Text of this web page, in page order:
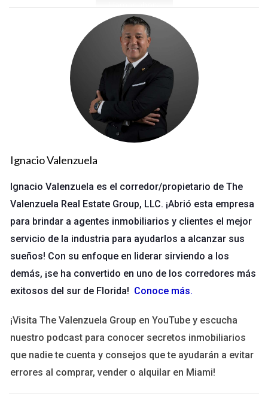
Crecimiento Comunitario
El crecimiento en estas áreas se basa en la colaboración.
Existen varias iniciativas que fomentan la participación
ciudadana. Los grupos comunitarios organizan eventos para
unir a los vecinos y promover negocios locales. Esta
colaboración genera un entorno propicio para el desarrollo
Eventos Locales
Los festivales anuales son un excelente ejemplo. Por ejemplo,
el Festival de Arte de Naples reúne a artistas locales y atrae a
visitantes de todo el estado. Estos eventos no solo celebran
la cultura local, sino que también ayudan a pequeños negocios
a prosperar.
Participa en el próximo evento local y conoce a
Iniciativas de Sostenibilidad
La sostenibilidad es otro aspecto importante del crecimiento
comunitario. Proyectos como jardines comunitarios no solo
Ignacio Valenzuela
Ignacio Valenzuela es el corredor/propietario de The
Valenzuela Real Estate Group, LLC. ¡Abrió esta empresa
para brindar a agentes inmobiliarios y clientes el mejor
servicio de la industria para ayudarlos a alcanzar sus
sueños! Con su enfoque en liderar sirviendo a los
demás, ¡se ha convertido en uno de los corredores más
exitosos del sur de Florida! Conoce más.
¡Visita The Valenzuela Group en YouTube y escucha
nuestro podcast para conocer secretos inmobiliarios
que nadie te cuenta y consejos que te ayudarán a evitar
errores al comprar, vender o alquilar en Miami!